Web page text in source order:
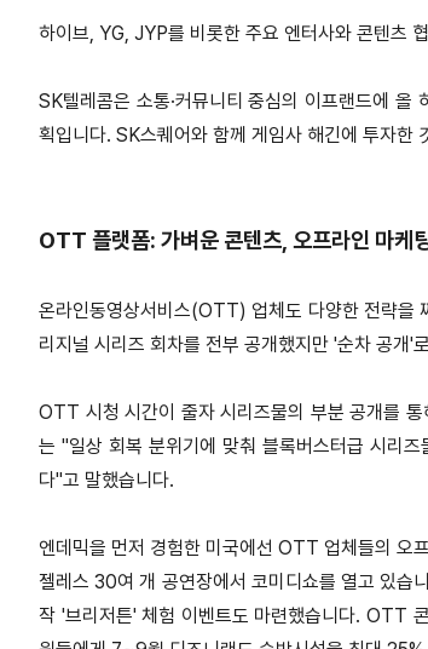
하이브, YG, JYP를 비롯한 주요 엔터사와 콘텐츠
SK텔레콤은 소통·커뮤니티 중심의 이프랜드에 올
획입니다. SK스퀘어와 함께 게임사 해긴에 투자한
OTT 플랫폼: 가벼운 콘텐츠, 오프라인 마케
온라인동영상서비스(OTT) 업체도 다양한 전략을
리지널 시리즈 회차를 전부 공개했지만 '순차 공개'
OTT 시청 시간이 줄자 시리즈물의 부분 공개를
는 "일상 회복 분위기에 맞춰 블록버스터급 시리
다"고 말했습니다.
엔데믹을 먼저 경험한 미국에선 OTT 업체들의 오
젤레스 30여 개 공연장에서 코미디쇼를 열고 있습
작 '브리저튼' 체험 이벤트도 마련했습니다.OTT